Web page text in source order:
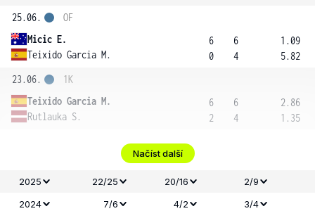
25.06.
Micic E.
Teixido Garcia M.
OF
6
0
6
4
1.09
5.82
23.06.
Teixido Garcia M.
Rutlauka S.
1K
6
2
6
4
2.86
1.35
Načíst další
2025 22/25 20/16
2/9
2024
7/6 4/2 3/4